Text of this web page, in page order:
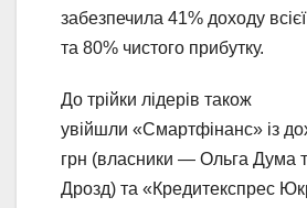
забезпечила 41% доходу всієї
та 80% чистого прибутку.
До трійки лідерів також
увійшли «Смартфінанс» із
грн (власники — Ольга Дума
Дрозд) та «Кредитекспрес